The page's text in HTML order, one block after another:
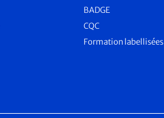
BADGE
CQC
Formation labellisées